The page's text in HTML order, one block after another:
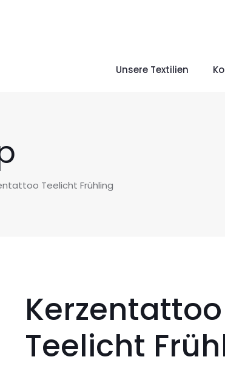
Unsere Textilien
Teelicht Frühling
Kerzentattoo
Teelicht